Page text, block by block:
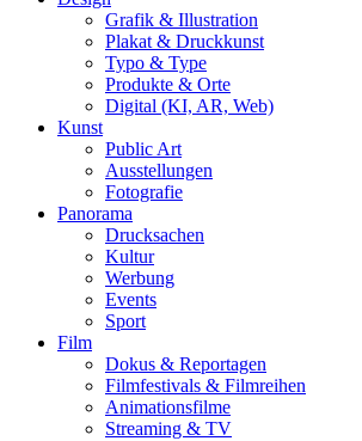
Grafik & Illustration
Plakat & Druckkunst
Typo & Type
Produkte & Orte
Digital (KI, AR, Web)
Kunst
Public Art
Ausstellungen
Fotografie
Panorama
Drucksachen
Kultur
Werbung
Events
Sport
Film
Dokus & Reportagen
Filmfestivals & Filmreihen
Animationsfilme
Streaming & TV